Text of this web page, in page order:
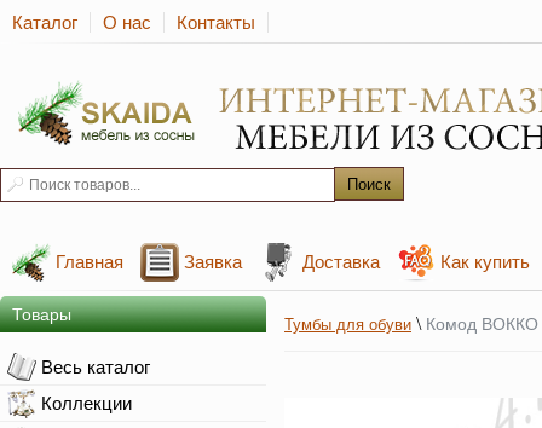
Каталог О нас Контакты
Главная Заявка Доставка Как купить
Товары
Весь каталог
Коллекции
Тумбы для обуви \ Комод ВОККО